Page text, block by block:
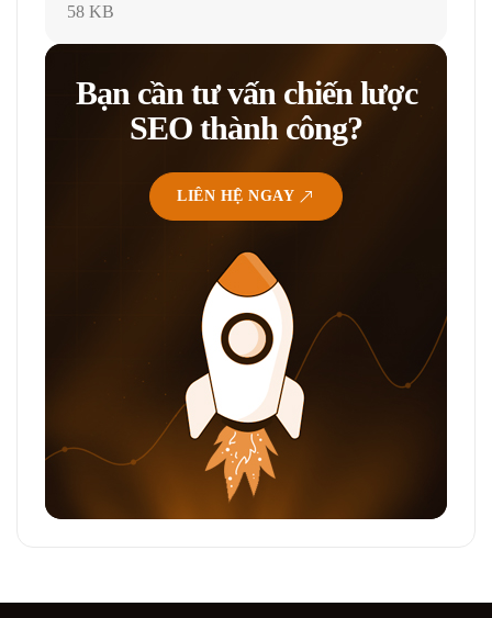
58 KB
Bạn cần tư vấn chiến lược
SEO thành công?
LIÊN HỆ NGAY